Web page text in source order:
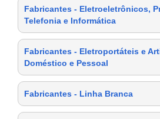
Fabricantes - Eletroeletrônicos,
Telefonia e Informática
Fabricantes - Eletroportáteis e
Doméstico e Pessoal
Fabricantes - Linha Branca